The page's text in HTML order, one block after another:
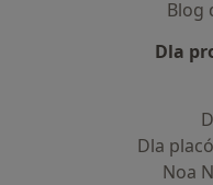
Blog
Dla
Dla
Noa